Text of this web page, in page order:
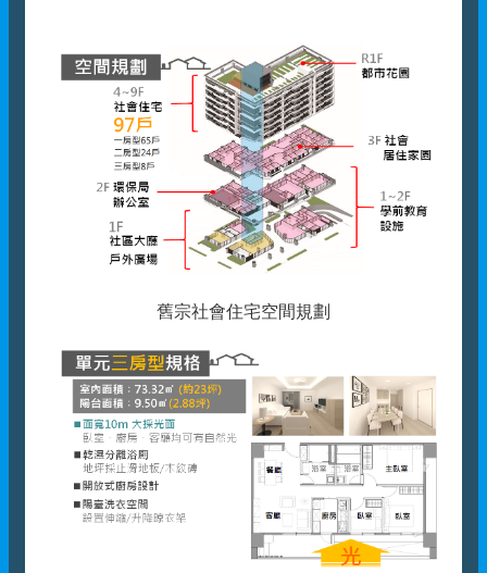
舊宗社會住宅空間規劃